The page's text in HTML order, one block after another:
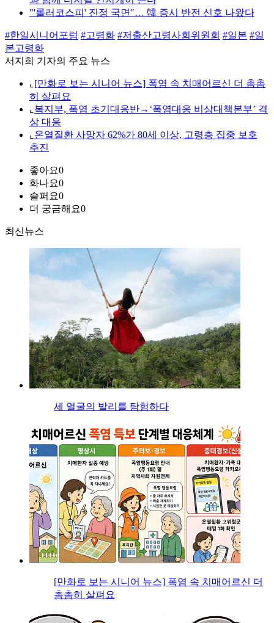
"'롤러코스피' 진정 국면"… 韓 증시 반전 신호 나왔다
#한일시니어포럼 #고령화 #저출산고령사회위원회 #일본 #일
본고령화
서지희 기자의 주요 뉴스
⌞ [만화로 보는 시니어 뉴스] 폭염 속 치매어르신 더 촘촘
히 살펴요
⌞ 복지부, 폭염 초기대응반→‘폭염대응 비상대책본부’ 격
상 대응
⌞ 온열질환 사망자 62%가 80세 이상, 고령층 집중 보호
추진
좋아요0
화나요0
슬퍼요0
더 궁금해요0
최신뉴스
세 얼굴의 발리를 탐험하다
[만화로 보는 시니어 뉴스] 폭염 속 치매어르신 더
촘촘히 살펴요